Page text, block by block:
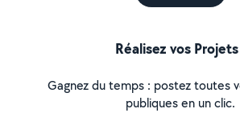
Réalisez vos
Gagnez du temps : postez toutes
publiques en un clic.